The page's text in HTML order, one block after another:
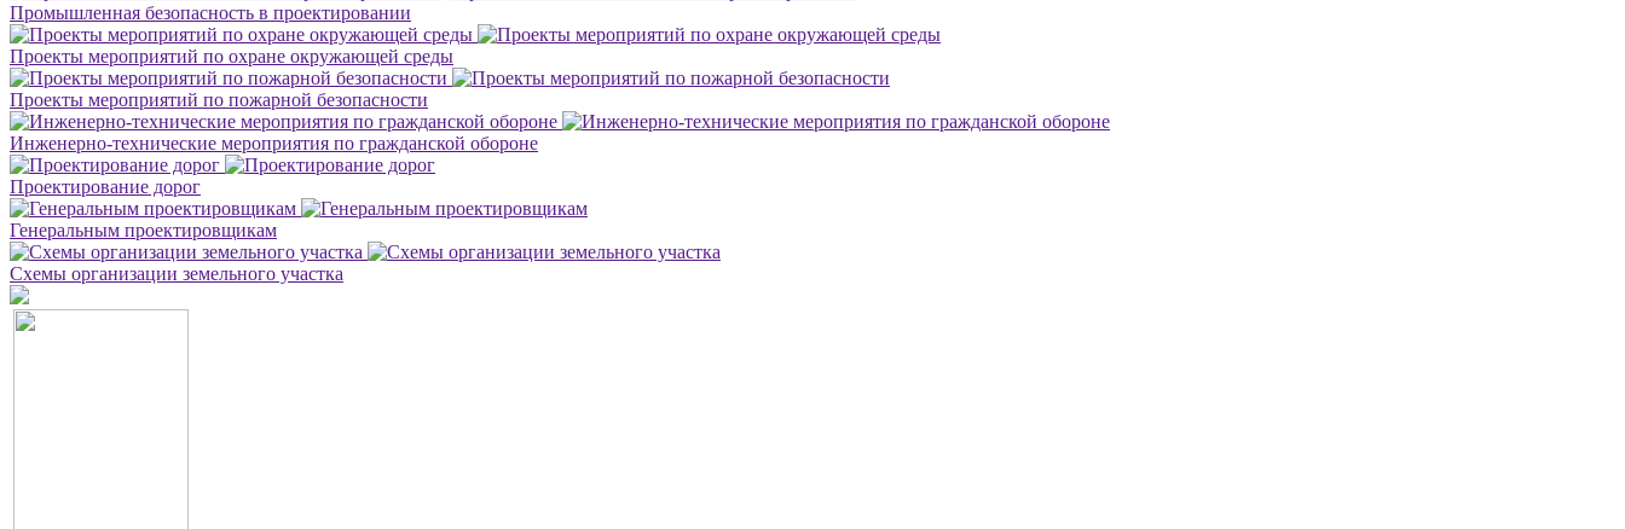
Промышленная безопасность в проектировании
Проекты мероприятий по охране окружающей среды
Проекты мероприятий по пожарной безопасности
Инженерно-технические мероприятия по гражданской обороне
Проектирование дорог
Генеральным проектировщикам
Схемы организации земельного участка